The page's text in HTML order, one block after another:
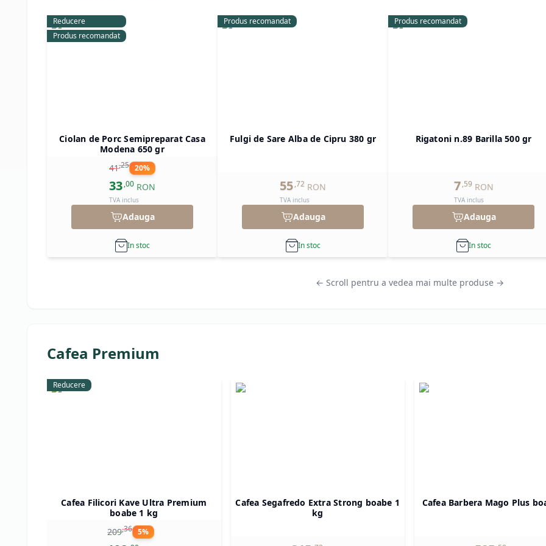
Reducere
Produs recomandat
Ciolan de Porc Semipreparat Casa
Modena 650 gr
41,25 20%
33,00 RON
TVA inclus
Adauga
In stoc
Produs recomandat
Fulgi de Sare Alba de Cipru 380 gr
55,72 RON
TVA inclus
Adauga
In stoc
Produs recomandat
Rigatoni n.89 Barilla 500 gr
7 ,59 RON
TVA inclus
Adauga
In stoc
← Scroll pentru a vedea mai multe produse →
Cafea Premium
Reducere
Cafea Filicori Kave Ultra Premium
boabe 1 kg
209,36 5%
Cafea Segafredo Extra Strong boabe 1
kg
Cafea Barbera Mago Plus